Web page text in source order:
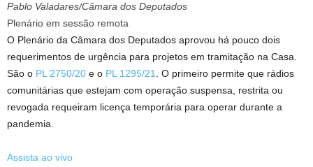
Pablo Valadares/Câmara dos Deputados
Plenário em sessão remota
O Plenário da Câmara dos Deputados aprovou há pouco dois
requerimentos de urgência para projetos em tramitação na Casa.
São o PL 2750/20 e o PL 1295/21
. O primeiro permite que rádios
comunitárias que estejam com operação suspensa, restrita ou
revogada requeiram licença temporária para operar durante a
pandemia.
Assista ao vivo